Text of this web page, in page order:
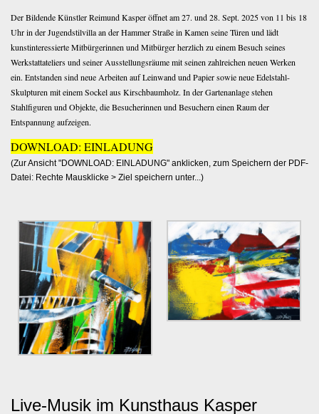
i
Der Bildende Künstler Reimund Kasper öffnet am 27. und 28. Sept. 2025 von 11 bis 18
Uhr in der Jugendstilvilla an der Hammer Straße in Kamen seine Türen und lädt
kunstinteressierte Mitbürgerinnen und Mitbürger herzlich zu einem Besuch seines
Werkstattateliers und seiner Ausstellungsräume mit seinen zahlreichen neuen Werken
ein. Entstanden sind neue Arbeiten auf Leinwand und Papier sowie neue Edelstahl-
Skulpturen mit einem Sockel aus Kirschbaumholz. In der Gartenanlage stehen
Stahlfiguren und Objekte, die Besucherinnen und Besuchern einen Raum der
Entspannung aufzeigen.
DOWNLOAD: EINLADUNG
(Zur Ansicht "DOWNLOAD: EINLADUNG" anklicken, zum Speichern der PDF-
Datei: Rechte Mausklicke > Ziel speichern unter...)
Live-Musik im Kunsthaus Kasper